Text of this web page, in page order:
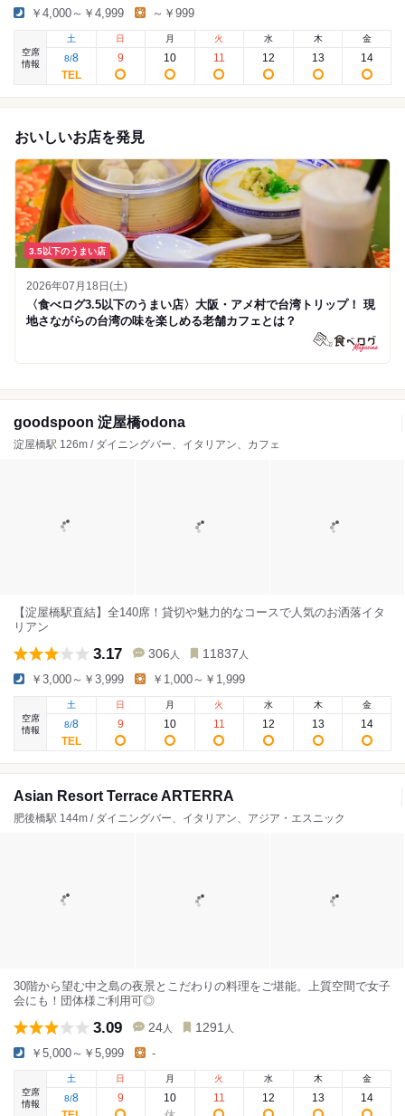
￥4,000～￥4,999 ～￥999
空席
情報
土
8/8
日
9
月
10
火
11
水
12
木
13
金
14
おいしいお店を発見
3.5以下のうまい店
2026年07月18日(土)
〈食べログ3.5以下のうまい店〉大阪・アメ村で台湾トリップ！ 現
地さながらの台湾の味を楽しめる老舗カフェとは？
goodspoon 淀屋橋odona
淀屋橋駅 126m / ダイニングバー、イタリアン、カフェ
【淀屋橋駅直結】全140席！貸切や魅力的なコースで人気のお洒落イタ
リアン
3.17 306 人 11837 人
￥3,000～￥3,999 ￥1,000～￥1,999
空席
情報
土
8/8
日
9
月
10
火
11
水
12
木
13
金
14
Asian Resort Terrace ARTERRA
肥後橋駅 144m / ダイニングバー、イタリアン、アジア・エスニック
30階から望む中之島の夜景とこだわりの料理をご堪能。上質空間で女子
会にも！団体様ご利用可◎
3.09 24 人 1291 人
￥5,000～￥5,999 -
空席
情報
土
8/8
日
9
月
10
火
11
水
12
木
13
金
14